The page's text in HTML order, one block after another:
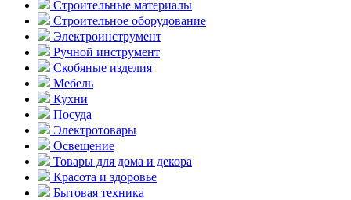
Строительные материалы
Строительное оборудование
Электроинструмент
Ручной инструмент
Скобяные изделия
Мебель
Кухни
Посуда
Электротовары
Освещение
Товары для дома и декора
Красота и здоровье
Бытовая техника